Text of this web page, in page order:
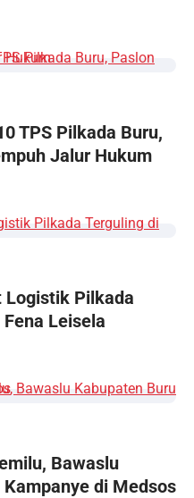
TPS Pilkada Buru,
Jalur Hukum
Logistik Pilkada
Leisela
Bawaslu
di Medsos